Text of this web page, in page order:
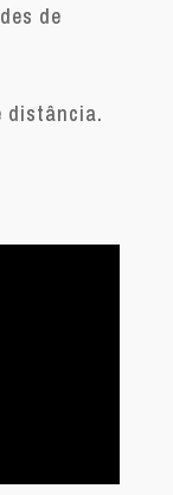
de
distância.